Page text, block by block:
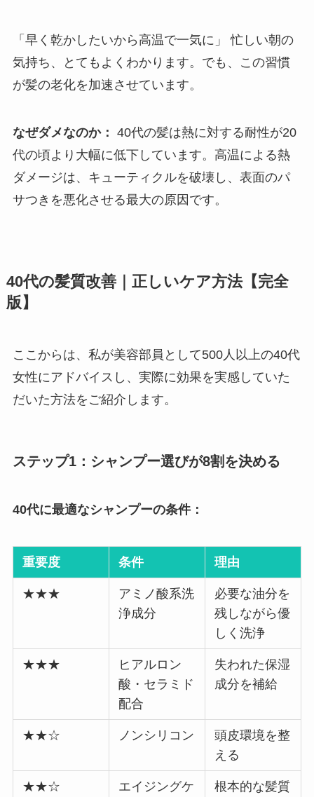
「早く乾かしたいから高温で一気に」 忙しい朝の
気持ち、とてもよくわかります。でも、この習慣
が髪の老化を加速させています。
なぜダメなのか： 40代の髪は熱に対する耐性が20
代の頃より大幅に低下しています。高温による熱
ダメージは、キューティクルを破壊し、表面のパ
サつきを悪化させる最大の原因です。
40代の髪質改善｜正しいケア方法【完全
版】
ここからは、私が美容部員として500人以上の40代
女性にアドバイスし、実際に効果を実感していた
だいた方法をご紹介します。
ステップ1：シャンプー選びが8割を決める
40代に最適なシャンプーの条件：
重要度 条件 理由
★★★
アミノ酸系洗
浄成分
必要な油分を
残しながら優
しく洗浄
★★★
ヒアルロン
酸・セラミド
配合
失われた保湿
成分を補給
★★☆ ノンシリコン
頭皮環境を整
える
★★☆
エイジングケ
根本的な髪質